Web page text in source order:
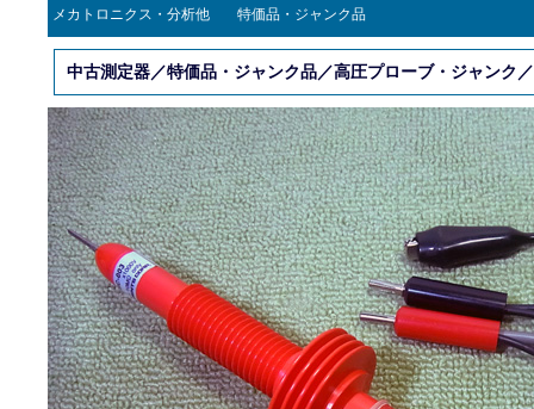
メカトロニクス・分析他 特価品・ジャンク品
中古測定器／特価品・ジャンク品／高圧プローブ・ジャンク